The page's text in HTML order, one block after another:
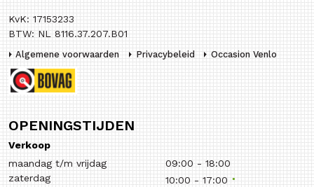
KvK: 17153233
BTW: NL 8116.37.207.B01
Algemene voorwaarden Privacybeleid Occasion Venlo
OPENINGSTIJDEN
Verkoop
maandag t/m vrijdag
09:00 - 18:00
zaterdag
10:00 - 17:00